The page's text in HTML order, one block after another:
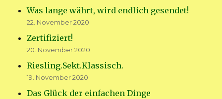
Was lange währt, wird endlich gesendet!
22. November 2020
Zertifiziert!
20. November 2020
Riesling.Sekt.Klassisch.
19. November 2020
Das Glück der einfachen Dinge